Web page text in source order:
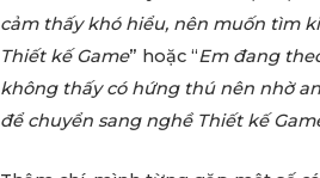
cảm thấy khó hiểu, nên muốn tìm
Thiết kế Game” hoặc “Em đang
không thấy có hứng thú nên nhờ
để chuyển sang nghề Thiết kế